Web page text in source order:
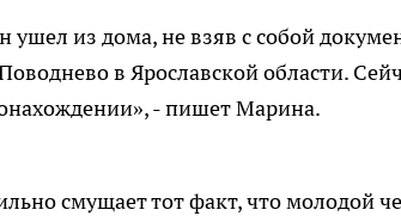
ушел из дома, не взяв с собой
в Ярославской области.
- пишет Марина.
смущает тот факт, что молодой